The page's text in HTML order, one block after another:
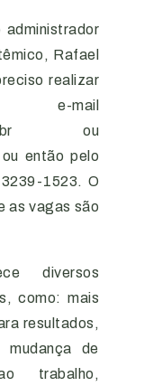
administrador
Rafael
realizar
e-mail
ou
então pelo
1523. O
as vagas são
diversos
como: mais
resultados,
mudança de
trabalho,